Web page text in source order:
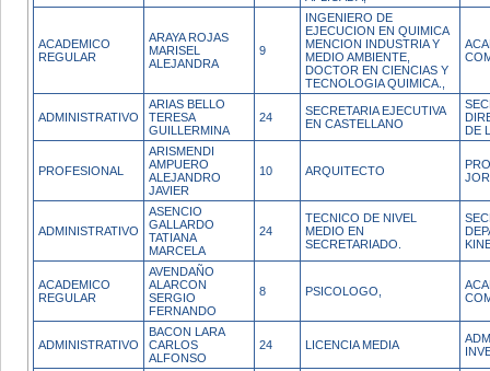
ACADEMICO
REGULAR
ARAYA ROJAS
MARISEL
ALEJANDRA
9
INGENIERO DE
EJECUCION EN QUIMICA
MENCION INDUSTRIA Y
MEDIO AMBIENTE,
DOCTOR EN CIENCIAS Y
TECNOLOGIA QUIMICA.,
ADMINISTRATIVO
ARIAS BELLO
TERESA
GUILLERMINA
24
SECRETARIA EJECUTIVA
EN CASTELLANO
DE
PROFESIONAL
ARISMENDI
AMPUERO
ALEJANDRO
JAVIER
10 ARQUITECTO
ADMINISTRATIVO
ASENCIO
GALLARDO
TATIANA
MARCELA
24
TECNICO DE NIVEL
MEDIO EN
SECRETARIADO.
ACADEMICO
REGULAR
AVENDAÑO
ALARCON
SERGIO
FERNANDO
8 PSICOLOGO,
ADMINISTRATIVO
BACON LARA
CARLOS
ALFONSO
24 LICENCIA MEDIA